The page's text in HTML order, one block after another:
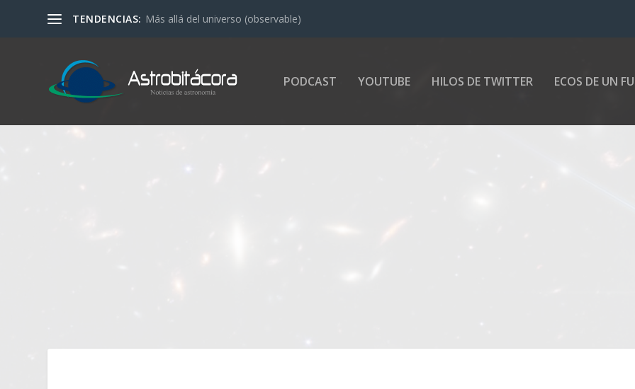
TENDENCIAS: Más allá del universo (observable)
PODCAST YOUTUBE HILOS DE TWITTER ECOS DE UN